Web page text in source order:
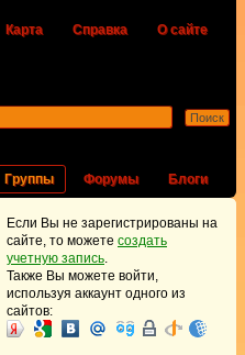
Карта Справка О сайте
Группы Форумы Блоги
Если Вы не зарегистрированы на
сайте, то можете создать
учетную запись.
Также Вы можете войти,
используя аккаунт одного из
сайтов: